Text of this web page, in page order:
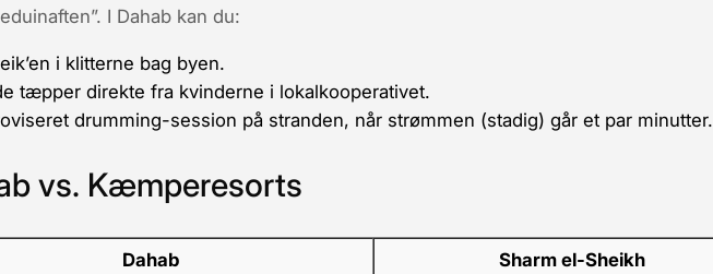
I Dahab kan du:
i klitterne bag byen.
tæpper direkte fra kvinderne i lokalkooperativet.
drumming-session på stranden, når strømmen (stadig) går et par minutter.
vs. Kæmperesorts
Dahab Sharm el-Sheikh